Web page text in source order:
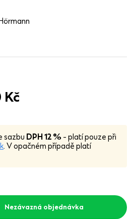
Kč
sazbu DPH 12 % - platí pouze při
. V opačném případě platí
Nezávazná objednávka